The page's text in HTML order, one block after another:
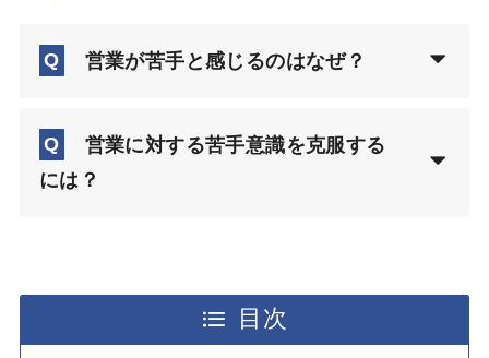
Q 営業が苦手と感じるのはなぜ？
Q
営業に対する苦手意識を克服する
には？
目次